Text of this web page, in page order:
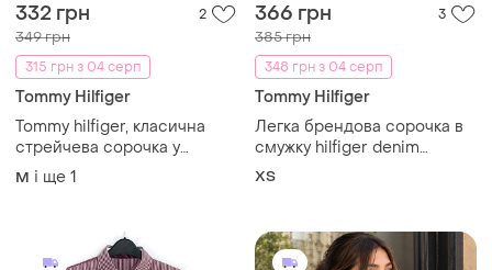
332 грн 2
349 грн
315 грн з 04 серп
Tommy Hilfiger
Tommy hilfiger, класична
стрейчева сорочка у
клітину американського
бренду преміум класу
M і ще 1
366 грн 3
385 грн
348 грн з 04 серп
Tommy Hilfiger
Легка брендова сорочка в
смужку hilfiger denim
(tommy hilfiger), розмір xs
ХS